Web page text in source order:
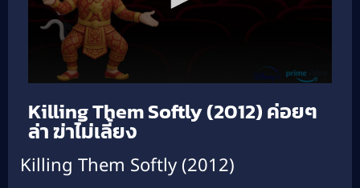
Killing Them Softly (2012) ค่อยๆ
ล่า ฆ่าไม่เลี้ยง
Killing Them Softly (2012)